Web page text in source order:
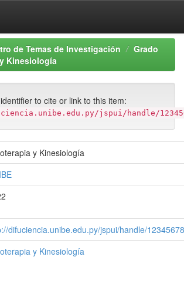
de Temas de Investigación
Grado
Kinesiología
to cite or link to this item:
jspui/handle/
y Kinesiología
difuciencia.unibe.edu.py/jspui/handle/
y Kinesiología